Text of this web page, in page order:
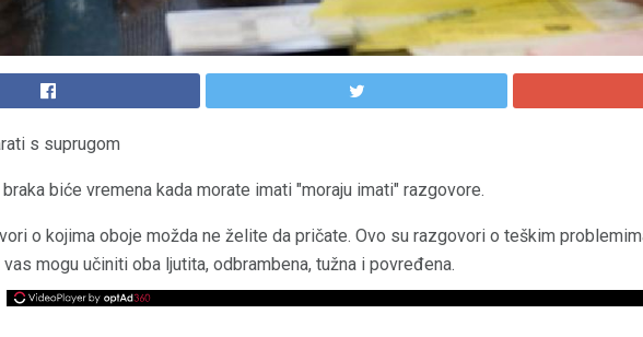
s suprugom
biće vremena kada morate imati "moraju imati" razgovore.
o kojima oboje možda ne želite da pričate. Ovo su razgovori o teškim
mogu učiniti oba ljutita, odbrambena, tužna i povređena.